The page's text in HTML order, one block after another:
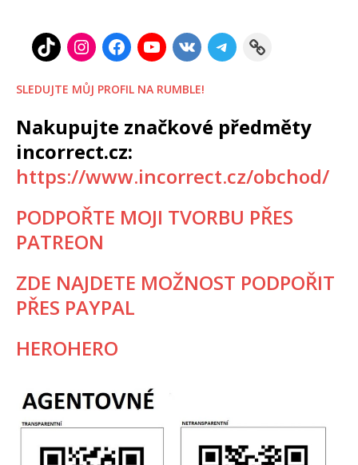
SLEDUJTE MŮJ PROFIL NA RUMBLE!
Nakupujte značkové předměty
incorrect.cz:
https://www.incorrect.cz/obchod/
PODPOŘTE MOJI TVORBU PŘES
PATREON
ZDE NAJDETE MOŽNOST PODPOŘIT
PŘES PAYPAL
HEROHERO